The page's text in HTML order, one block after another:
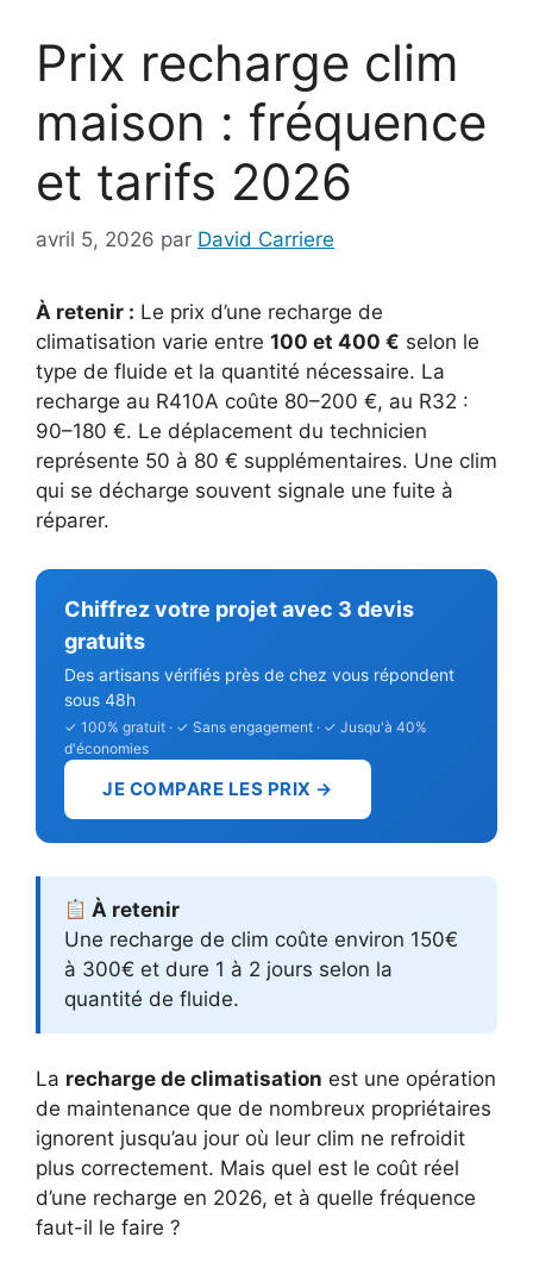
Prix recharge clim
maison : fréquence
et tarifs 2026
avril 5, 2026 par David Carriere
À retenir : Le prix d’une recharge de
climatisation varie entre 100 et 400 € selon le
type de fluide et la quantité nécessaire. La
recharge au R410A coûte 80–200 €, au R32 :
90–180 €. Le déplacement du technicien
représente 50 à 80 € supplémentaires. Une clim
qui se décharge souvent signale une fuite à
réparer.
Chiffrez votre projet avec 3 devis
gratuits
Des artisans vérifiés près de chez vous répondent
sous 48h
✓ 100% gratuit · ✓ Sans engagement · ✓ Jusqu'à 40%
d'économies
JE COMPARE LES PRIX →
À retenir
Une recharge de clim coûte environ 150€
à 300€ et dure 1 à 2 jours selon la
quantité de fluide.
La recharge de climatisation est une opération
de maintenance que de nombreux propriétaires
ignorent jusqu’au jour où leur clim ne refroidit
plus correctement. Mais quel est le coût réel
d’une recharge en 2026, et à quelle fréquence
faut-il le faire ?